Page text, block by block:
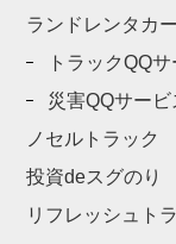
ランドレンタカー
トラックQQサ
災害QQサービ
ノセルトラック
投資deスグのり
リフレッシュト